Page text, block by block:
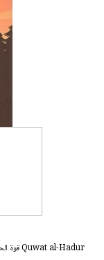
Quwat al-Hadur قوة الحدور